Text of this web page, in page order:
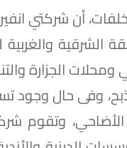
أن شركتي
الشرقية
الجزارة
وفى حال وجود
وتقوم شركة